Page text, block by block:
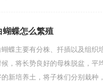
蝴蝶怎么繁殖
蝴蝶主要有分株、扦插以及组织
候，将长势良好的母株脱盆，平
的新培养土，将子株们分别栽种